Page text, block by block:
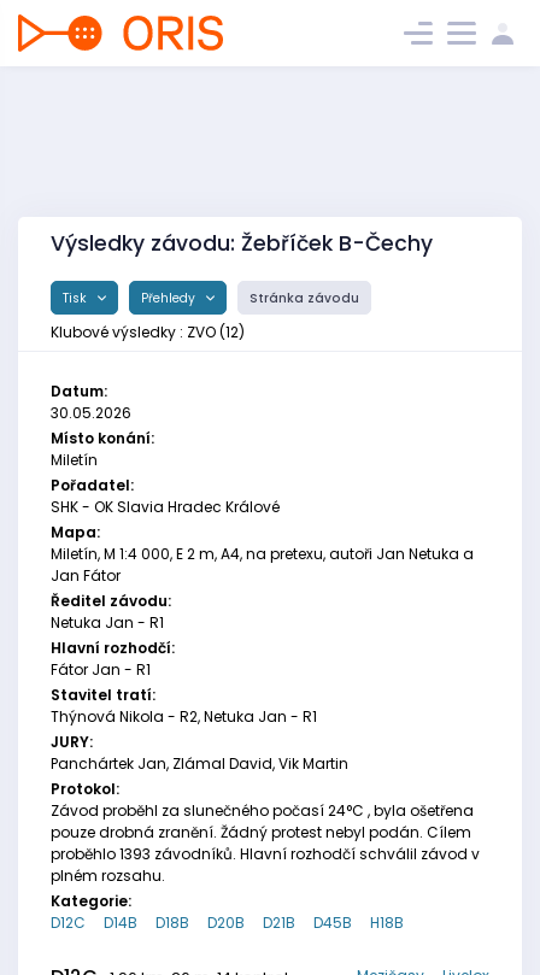
Výsledky závodu: Žebříček B-Čechy
Tisk Přehledy Stránka závodu
Klubové výsledky : ZVO (12)
Datum:
30.05.2026
Místo konání:
Miletín
Pořadatel:
SHK - OK Slavia Hradec Králové
Mapa:
Miletín, M 1:4 000, E 2 m, A4, na pretexu, autoři Jan Netuka a
Jan Fátor
Ředitel závodu:
Netuka Jan - R1
Hlavní rozhodčí:
Fátor Jan - R1
Stavitel tratí:
Thýnová Nikola - R2, Netuka Jan - R1
JURY:
Panchártek Jan, Zlámal David, Vik Martin
Protokol:
Závod proběhl za slunečného počasí 24°C , byla ošetřena
pouze drobná zranění. Žádný protest nebyl podán. Cílem
proběhlo 1393 závodníků. Hlavní rozhodčí schválil závod v
plném rozsahu.
Kategorie:
D12C
D14B D18B D20B D21B D45B H18B